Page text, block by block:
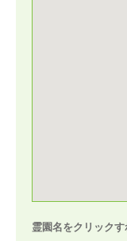
霊園名をクリックす